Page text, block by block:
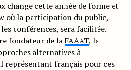
change cette année de forme et
où la participation du public,
conférences, sera facilitée.
fondateur de la FAAAT, la
alternatives à
représentant français pour ces